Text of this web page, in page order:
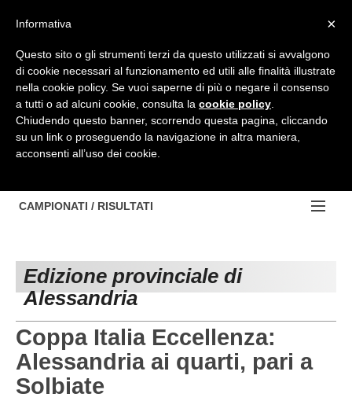
HOME
BACHECA
PROVINCE
TORINO
PINEROLO
CUNEO
ALESSANDRIA
NOVARA
ASTI
NOTIZIE:
APPROFONDIMENTO
NAZIONALI
DILETTANTI
GIOVANILI
SCUOLA CALCIO
CAMPIONATI / RISULTATI
NAZIONALI
REGIONALI
Edizione provinciale di
Alessandria
Coppa Italia Eccellenza:
Alessandria ai quarti, pari a
Solbiate
×
Informativa
Questo sito o gli strumenti terzi da questo utilizzati si avvalgono
di cookie necessari al funzionamento ed utili alle finalità illustrate
nella cookie policy. Se vuoi saperne di più o negare il consenso
a tutti o ad alcuni cookie, consulta la cookie policy
Chiudendo questo banner, scorrendo questa pagina, cliccando
su un link o proseguendo la navigazione in altra maniera,
acconsenti all’uso dei cookie.